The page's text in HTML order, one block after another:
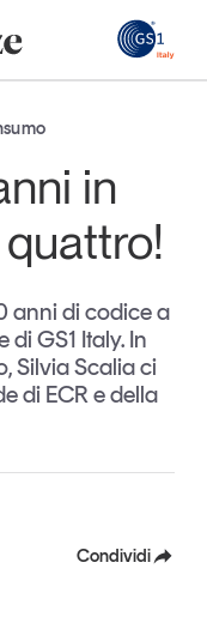
studi e le ricerche
in
anni di codice a
di GS1 Italy. In
Silvia Scalia ci
di ECR e della
Condividi